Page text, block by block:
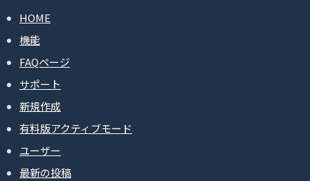
HOME
機能
FAQページ
サポート
新規作成
有料版アクティブモード
ユーザー
最新の投稿